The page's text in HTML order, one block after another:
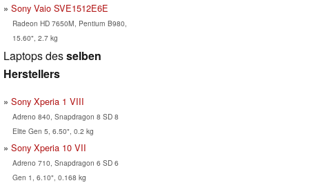
Sony Vaio SVE1512E6E
Radeon HD 7650M, Pentium B980,
15.60", 2.7 kg
Laptops desselben
Herstellers
Sony Xperia 1 VIII
Adreno 840, Snapdragon 8 SD 8
Elite Gen 5, 6.50", 0.2 kg
Sony Xperia 10 VII
Adreno 710, Snapdragon 6 SD 6
Gen 1, 6.10", 0.168 kg